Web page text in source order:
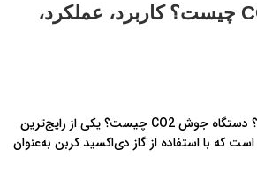
دستگاه جوش CO2 چیست؟ کاربرد، عملکرد،
دستگاه جوش CO2 چیست؟ دستگاه جوش CO2 چیست؟ یکی از رایج‌ترین
که با استفاده از گاز دی‌اکسید کربن به‌عنوان